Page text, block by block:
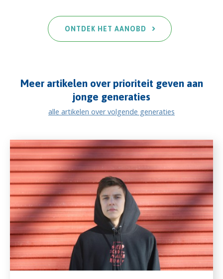
ONTDEK HET AANOBD
Meer artikelen over prioriteit geven aan
jonge generaties
alle artikelen over volgende generaties